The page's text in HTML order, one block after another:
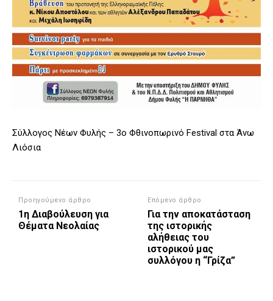
Σύλλογος Νέων Φυλής – 3ο Φθινοπωρινό Festival στα Άνω
Λιόσια
Προηγούμενο άρθρο
1η Διαβούλευση για
Θέματα Νεολαίας
Επόμενο άρθρο
Για την αποκατάσταση
της ιστορικής
αλήθειας του
ιστορικού μας
συλλόγου η “Γρίζα”